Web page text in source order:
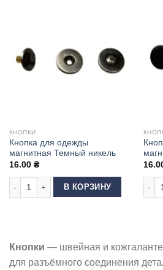
КНОПКИ
Кнопка для одежды
магнитная Темный никель
16.00 ₴
Количество товара Кнопка для одежды
В КОРЗИНУ
Кнопки — швейная и
для разъёмного соединения